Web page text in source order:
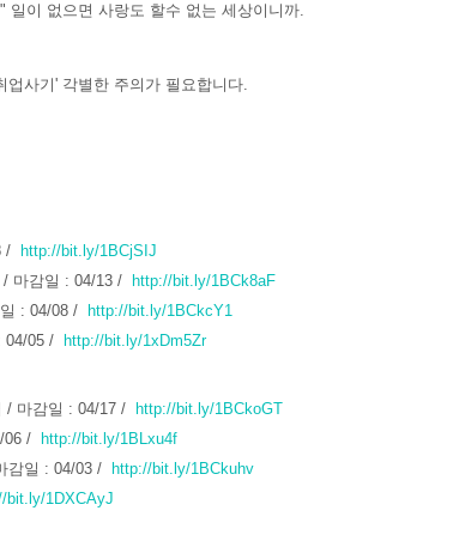
이 없으면 사랑도 할수 없는 세상이니까.
사기' 각별한 주의가 필요합니다.
/
http://bit.ly/1BCjSIJ
/ 마감일 : 04/13 /
http://bit.ly/1BCk8aF
: 04/08 /
http://bit.ly/1BCkcY1
04/05 /
http://bit.ly/1xDm5Zr
/ 마감일 : 04/17 /
http://bit.ly/1BCkoGT
06 /
http://bit.ly/1BLxu4f
감일 : 04/03 /
http://bit.ly/1BCkuhv
bit.ly/1DXCAyJ